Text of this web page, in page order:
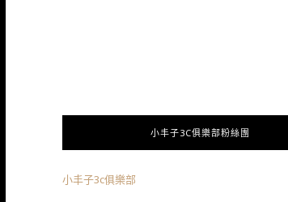
小丰子3C俱樂部粉絲團
小丰子3c俱樂部